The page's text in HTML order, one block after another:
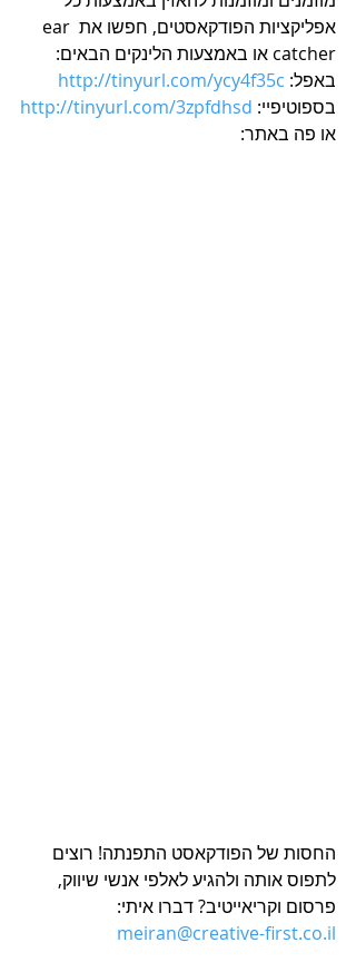
אפליקציות הפודקאסטים, חפשו את ear
catcher או באמצעות הלינקים הבאים:
באפל: http://tinyurl.com/ycy4f35c
בספוטיפיי: http://tinyurl.com/3zpfdhsd
או פה באתר:
החסות של הפודקאסט התפנתה! רוצים
לתפוס אותה ולהגיע לאלפי אנשי שיווק,
פרסום וקריאייטיב? דברו איתי:
meiran@creative-first.co.il